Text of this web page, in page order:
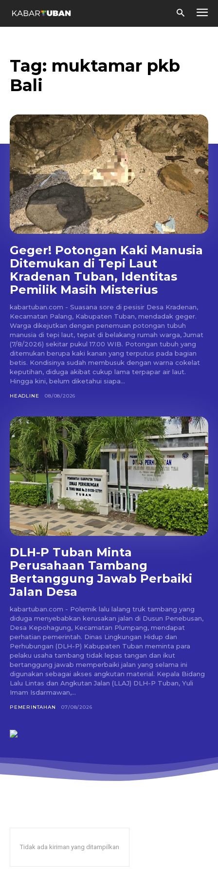
Tag: muktamar pkb
Bali
Geger! Potongan Kaki Manusia
Ditemukan di Tepi Laut
Kradenan Tuban, Identitas
Pemilik Masih Misterius
kabartuban.com - Suasana sore di pesisir Desa Kradenan,
Kecamatan Palang, Kabupaten Tuban, mendadak geger.
Warga dikejutkan dengan penemuan potongan tubuh
manusia di tepi laut, tepat di belakang rumah warga, Jumat
(7/8/2026) sekitar pukul 17.00 WIB. Potongan tubuh yang
ditemukan berupa kaki kanan yang terputus pada bagian
betis. Kondisinya sudah membusuk dengan warna cokelat
keputihan, diduga akibat cukup lama terpapar air laut.
Hingga kini, belum diketahui siapa...
HEADLINE 08/08/2026
DLH-P Tuban Minta
Perusahaan Tambang
Bertanggung Jawab Perbaiki
Jalan Desa
kabartuban.com - Polemik lalu lalang truk tambang yang
diduga menyebabkan kerusakan jalan di Dusun Penebusan,
Desa Kepohagung, Kecamatan Plumpang, mendapat
perhatian pemerintah. Dinas Lingkungan Hidup dan
Perhubungan (DLH-P) Kabupaten Tuban meminta para
pelaku usaha tambang tidak lepas tangan dan ikut
bertanggung jawab memperbaiki jalan yang selama ini
digunakan sebagai akses angkutan material. Kepala Bidang
Lalu Lintas dan Angkutan Jalan (LLAJ) DLH-P Tuban, Yuli
Imam Isdarmawan,...
PEMERINTAHAN 07/08/2026
Tidak ada kiriman yang ditampilkan